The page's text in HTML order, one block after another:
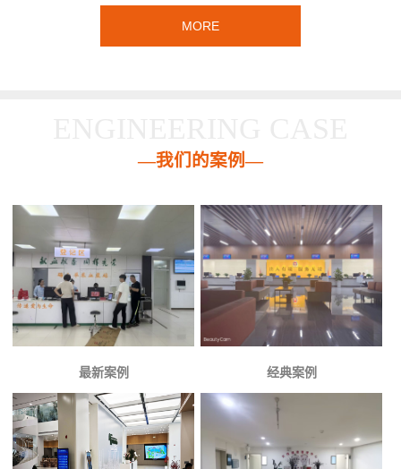
MORE
—我们的案例—
最新案例 经典案例